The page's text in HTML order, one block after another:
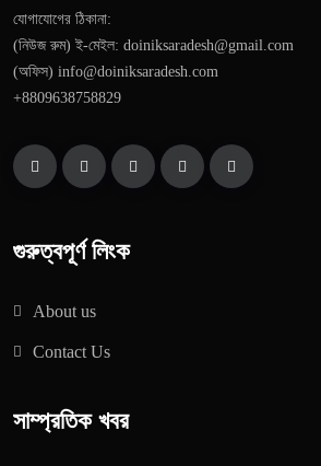
যোগাযোগের ঠিকানা:
(নিউজ রুম) ই-মেইল: doiniksaradesh@gmail.com
(অফিস) info@doiniksaradesh.com
+8809638758829
গুরুত্বপূর্ণ লিংক
About us
Contact Us
সাম্প্রতিক খবর